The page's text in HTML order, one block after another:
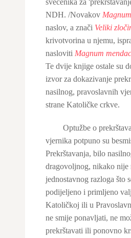
NDH. /Novakov
naslov, a znači Veliki
krivotvorina u njemu,
nasloviti Magnum
Te dvije knjige ostale su
izvor za dokazivanje
nasilnog, pravoslavnih
strane Katoličke crkve.
Optužbe o
vjernika potpuno su
Prekrštavanja, bilo
dragovoljnog, nikako
jednostavnog razloga što
podijeljeno i primljeno
Katoličkoj ili u
ne smije ponavljati, ne
prekrštavati ili ponovno